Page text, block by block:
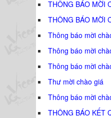
THÔNG BÁO MỜI
THÔNG BÁO MỜI
Thông báo mời
Thông báo mời
Thông báo mời
Thư mời chào giá
Thông báo mời
THÔNG BÁO KẾT